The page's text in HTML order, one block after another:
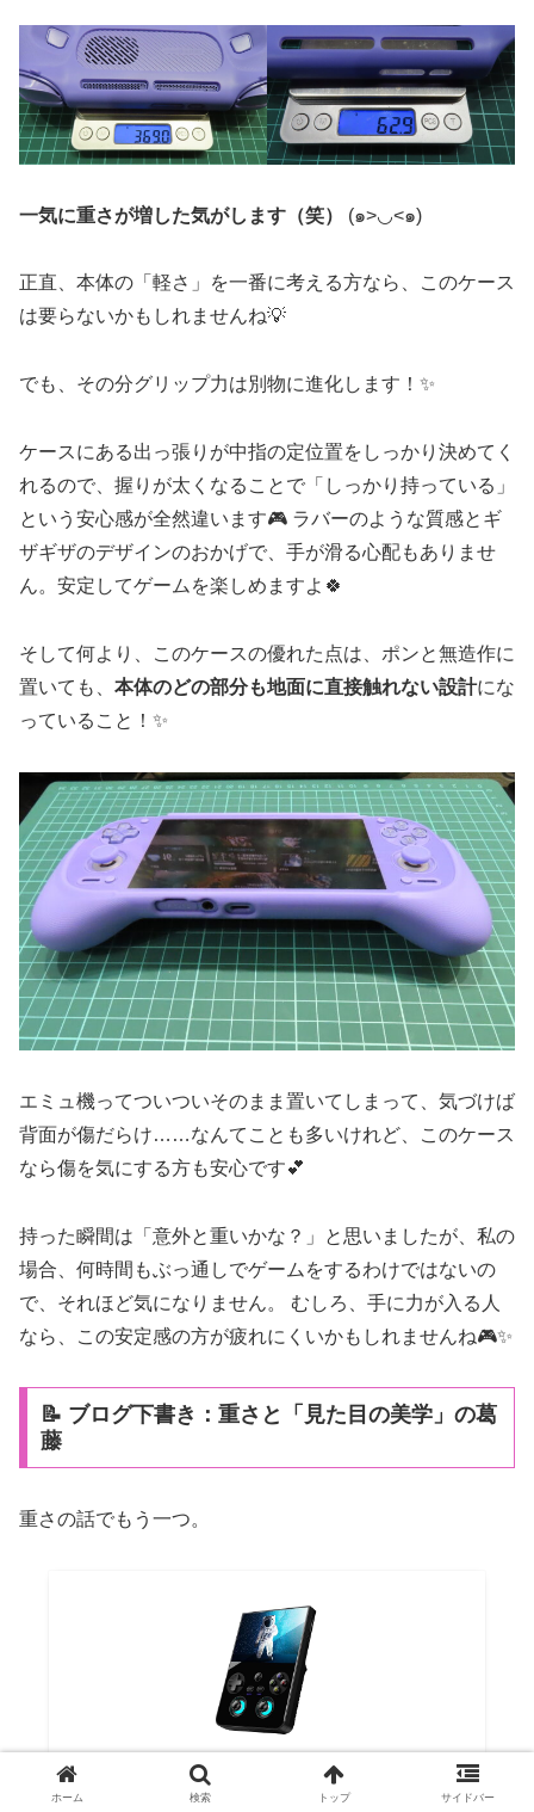
一気に重さが増した気がします（笑） (๑>◡<๑)
正直、本体の「軽さ」を一番に考える方なら、このケース
は要らないかもしれませんね💡
でも、その分グリップ力は別物に進化します！✨
ケースにある出っ張りが中指の定位置をしっかり決めてく
れるので、握りが太くなることで「しっかり持っている」
という安心感が全然違います🎮 ラバーのような質感とギ
ザギザのデザインのおかげで、手が滑る心配もありませ
ん。安定してゲームを楽しめますよ🍀
そして何より、このケースの優れた点は、ポンと無造作に
置いても、 本体のどの部分も地面に直接触れない設計にな
っていること！✨
エミュ機ってついついそのまま置いてしまって、気づけば
背面が傷だらけ……なんてことも多いけれど、このケース
なら傷を気にする方も安心です💕
持った瞬間は「意外と重いかな？」と思いましたが、私の
場合、何時間もぶっ通しでゲームをするわけではないの
で、それほど気になりません。 むしろ、手に力が入る人
なら、この安定感の方が疲れにくいかもしれませんね🎮✨
📝 ブログ下書き：重さと「見た目の美学」の葛
藤
重さの話でもう一つ。
ANBERNIC RG477V Dimensity 8300 Android14
システム 4.7インチタッチ ハンドヘルドゲーム機
ホーム 検索 トップ サイドバー